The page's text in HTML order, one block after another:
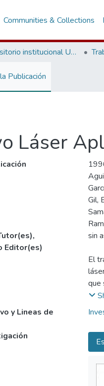
Communities & Collections
Repositorio institucional Unicoc, RI-unicoc
Publicación
Láser
Gil,
Editor(es)
sin
El
que
y Lineas de